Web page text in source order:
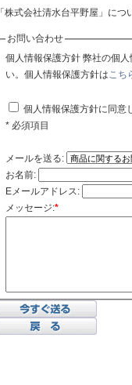
「株式会社清水台平野屋」に
お問い合わせ
個人情報保護方針 弊社の個人情報保護方針に同意される場合はチェックボックスをクリックしてくださ
い。個人情報保護方針はこち
個人情報保護方針に同意
* 必須項目
メールを送る:
お名前:
Eメールアドレス:
メッセージ:*